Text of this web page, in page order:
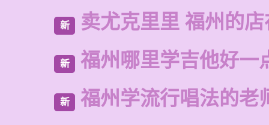
新 卖尤克里里 福州的
新 福州哪里学吉他好一
新 福州学流行唱法的老